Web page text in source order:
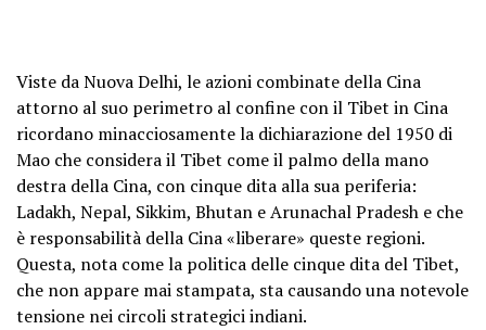
Viste da Nuova Delhi, le azioni combinate della Cina
attorno al suo perimetro al confine con il Tibet in Cina
ricordano minacciosamente la dichiarazione del 1950 di
Mao che considera il Tibet come il palmo della mano
destra della Cina, con cinque dita alla sua periferia:
Ladakh, Nepal, Sikkim, Bhutan e Arunachal Pradesh e che
è responsabilità della Cina «liberare» queste regioni.
Questa, nota come la politica delle cinque dita del Tibet,
che non appare mai stampata, sta causando una notevole
tensione nei circoli strategici indiani.